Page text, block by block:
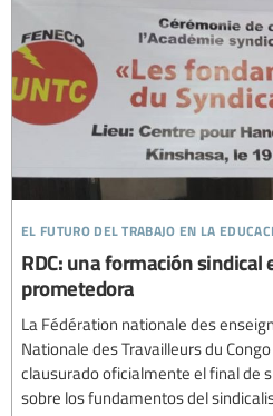
el futuro del trabajo en la
RDC: una formación sindical
prometedora
La Fédération nationale des
Nationale des Travailleurs du Congo
clausurado oficialmente el final de
sobre los fundamentos del